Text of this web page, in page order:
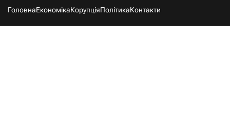
ГоловнаЕкономікаКорупціяПолітикаКонтакти